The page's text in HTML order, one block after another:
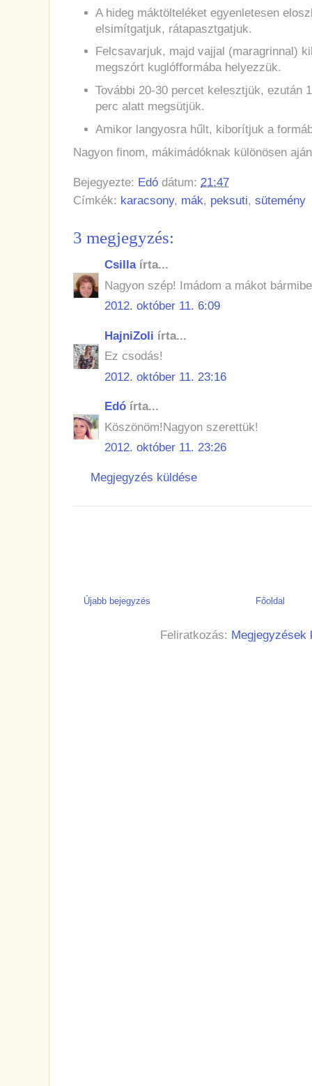
A hideg máktölteléket egyenletesen
elsimítgatjuk, rátapasztgatjuk.
Felcsavarjuk, majd vajjal (maragrinnal)
megszórt kuglófformába helyezzük.
További 20-30 percet kelesztjük, ezután
perc alatt megsütjük.
Amikor langyosra hűlt, kiborítjuk a
Nagyon finom, mákimádóknak különösen
Bejegyezte: Edó dátum: 21:47
Címkék: karacsony, mák, peksuti, sütemény
3 megjegyzés:
Csillaírta...
Nagyon szép! Imádom a mákot
2012. október 11. 6:09
HajniZoli írta...
Ez csodás!
2012. október 11. 23:16
Edó írta...
Köszönöm!Nagyon szerettük!
2012. október 11. 23:26
Megjegyzés küldése
Újabb bejegyzés Főoldal
Feliratkozás: Megjegyzések